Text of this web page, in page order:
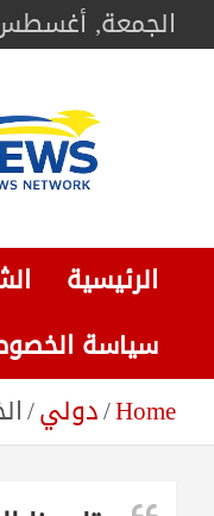
Skip
to الجمعة, أغسطس 7,
شبكة باز
الرئيسية
سياسة
Home دولي